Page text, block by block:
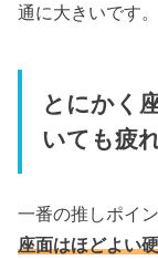
通に大きいです。
とにかく
いても疲
一番の推しポイ
座面はほどよい